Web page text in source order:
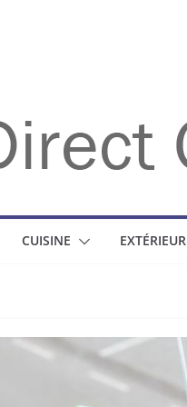
CUISINE EXTÉRIEUR